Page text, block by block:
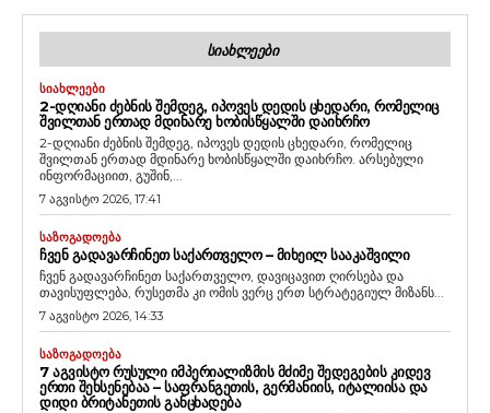
ᲡᲘᲐᲮᲚᲔᲔᲑᲘ
ᲡᲘᲐᲮᲚᲔᲔᲑᲘ
2-ᲓᲦᲘᲐᲜᲘ ᲫᲔᲑᲜᲘᲡ ᲨᲔᲛᲓᲔᲒ, ᲘᲞᲝᲕᲔᲡ ᲓᲔᲓᲘᲡ ᲪᲮᲔᲓᲐᲠᲘ, ᲠᲝᲛᲔᲚᲘᲪ
ᲨᲕᲘᲚᲗᲐᲜ ᲔᲠᲗᲐᲓ ᲛᲓᲘᲜᲐᲠᲔ ᲮᲝᲑᲘᲡᲬᲧᲐᲚᲨᲘ ᲓᲐᲘᲮᲠᲩᲝ
2-დღიანი ძებნის შემდეგ, იპოვეს დედის ცხედარი, რომელიც
შვილთან ერთად მდინარე ხობისწყალში დაიხრჩო. არსებული
ინფორმაციით, გუშინ,...
7 აგვისტო 2026, 17:41
ᲡᲐᲖᲝᲒᲐᲓᲝᲔᲑᲐ
ᲩᲕᲔᲜ ᲒᲐᲓᲐᲕᲐᲠᲩᲘᲜᲔᲗ ᲡᲐᲥᲐᲠᲗᲕᲔᲚᲝ – ᲛᲘᲮᲔᲘᲚ ᲡᲐᲐᲙᲐᲨᲕᲘᲚᲘ
ჩვენ გადავარჩინეთ საქართველო, დავიცავით ღირსება და
თავისუფლება, რუსეთმა კი ომის ვერც ერთ სტრატეგიულ მიზანს...
7 აგვისტო 2026, 14:33
ᲡᲐᲖᲝᲒᲐᲓᲝᲔᲑᲐ
7 ᲐᲒᲕᲘᲡᲢᲝ ᲠᲣᲡᲣᲚᲘ ᲘᲛᲞᲔᲠᲘᲐᲚᲘᲖᲛᲘᲡ ᲛᲫᲘᲛᲔ ᲨᲔᲓᲔᲒᲔᲑᲘᲡ ᲙᲘᲓᲔᲕ
ᲔᲠᲗᲘ ᲨᲔᲮᲡᲔᲜᲔᲑᲐᲐ – ᲡᲐᲤᲠᲐᲜᲒᲔᲗᲘᲡ, ᲒᲔᲠᲛᲐᲜᲘᲘᲡ, ᲘᲢᲐᲚᲘᲘᲡᲐ ᲓᲐ
ᲓᲘᲓᲘ ᲑᲠᲘᲢᲐᲜᲔᲗᲘᲡ ᲒᲐᲜᲪᲮᲐᲓᲔᲑᲐ